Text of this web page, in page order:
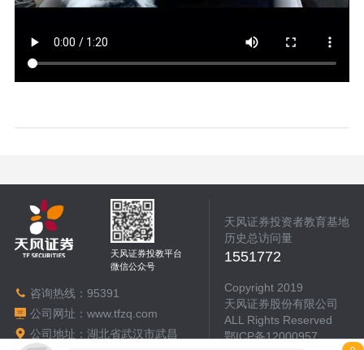
天风证券投教平台
微信公众号
咨询热线： 95391
公司网址： www.tfzq.com
公司地址：湖北省武汉市武昌
天风证券投资者教育基地
历史总访问量
1551772
Copyright 2019
天风证券股份有限公司
ALL Rights Reserved
鄂ICP备12000957